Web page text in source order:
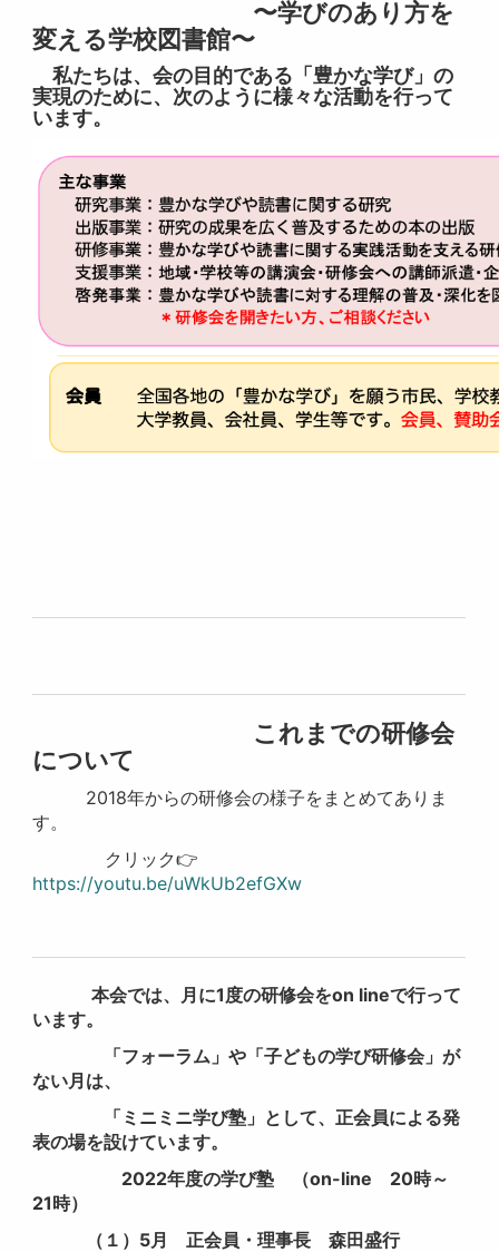
〜学びのあり方を
変える学校図書館〜
私たちは、会の目的である「豊かな学び」の
実現のために、次のように様々な活動を行って
います。
これまでの研修会
について
2018年からの研修会の様子をまとめてありま
す。
クリック👉
https://youtu.be/uWkUb2efGXw
本会では、月に1度の研修会をon lineで行って
います。
「フォーラム」や「子どもの学び研修会」が
ない月は、
「ミニミニ学び塾」として、正会員による発
表の場を設けています。
2022年度の学び塾 （on-line 20時～
21時）
（１）5月 正会員・理事長 森田盛行